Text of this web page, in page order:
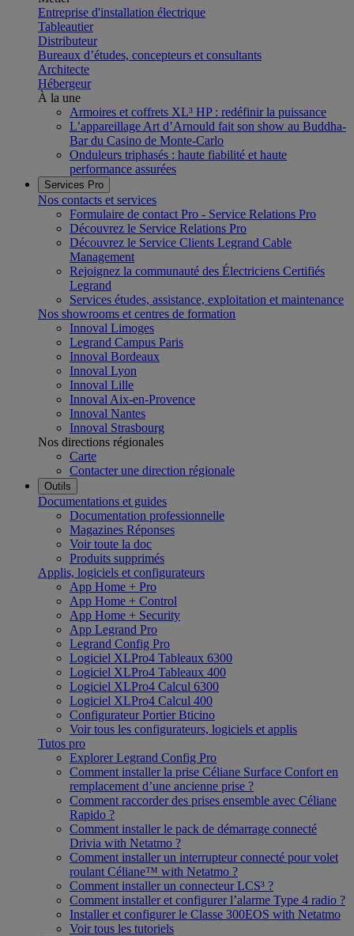
Entreprise d'installation électrique
Tableautier
Distributeur
Bureaux d’études, concepteurs et consultants
Architecte
Hébergeur
À la une
Armoires et coffrets XL³ HP : redéfinir la puissance
L’appareillage Art d’Arnould fait son show au Buddha-
Bar du Casino de Monte-Carlo
Onduleurs triphasés : haute fiabilité et haute
performance assurées
Services Pro
Nos contacts et services
Formulaire de contact Pro - Service Relations Pro
Découvrez le Service Relations Pro
Découvrez le Service Clients Legrand Cable
Management
Rejoignez la communauté des Électriciens Certifiés
Legrand
Services études, assistance, exploitation et maintenance
Nos showrooms et centres de formation
Innoval Limoges
Legrand Campus Paris
Innoval Bordeaux
Innoval Lyon
Innoval Lille
Innoval Aix-en-Provence
Innoval Nantes
Innoval Strasbourg
Nos directions régionales
Carte
Contacter une direction régionale
Outils
Documentations et guides
Documentation professionnelle
Magazines Réponses
Voir toute la doc
Produits supprimés
Applis, logiciels et configurateurs
App Home + Pro
App Home + Control
App Home + Security
App Legrand Pro
Legrand Config Pro
Logiciel XLPro4 Tableaux 6300
Logiciel XLPro4 Tableaux 400
Logiciel XLPro4 Calcul 6300
Logiciel XLPro4 Calcul 400
Configurateur Portier Bticino
Voir tous les configurateurs, logiciels et applis
Tutos pro
Explorer Legrand Config Pro
Comment installer la prise Céliane Surface Confort en
remplacement d’une ancienne prise ?
Comment raccorder des prises ensemble avec Céliane
Rapido ?
Comment installer le pack de démarrage connecté
Drivia with Netatmo ?
Comment installer un interrupteur connecté pour volet
roulant Céliane™ with Netatmo ?
Comment installer un connecteur LCS³ ?
Comment installer et configurer l’alarme Type 4 radio ?
Installer et configurer le Classe 300EOS with Netatmo
Voir tous les tutoriels